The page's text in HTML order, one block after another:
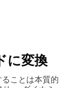
に変換
ことは本質的